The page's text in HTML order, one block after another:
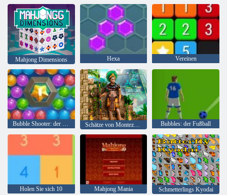
Mahjong Dimensions Hexa Vereinen
Bubble Shooter: der See Schätze von Montezuma 2 Bubbles: der Fußball
Holen Sie sich 10 Mahjong Mania Schmetterlings Kyodai